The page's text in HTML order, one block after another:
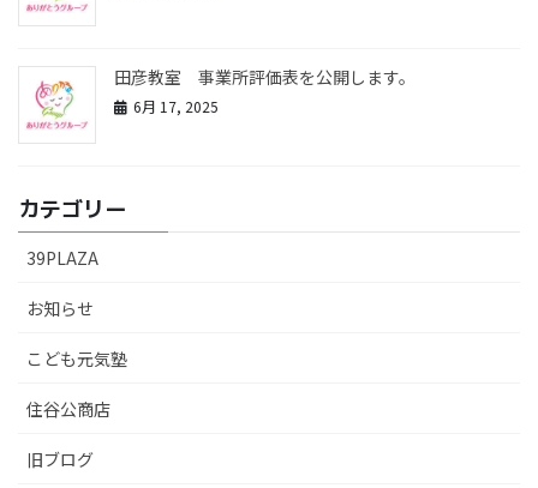
田彦教室 事業所評価表を公開します。
6月 17, 2025
カテゴリー
39PLAZA
お知らせ
こども元気塾
住谷公商店
旧ブログ